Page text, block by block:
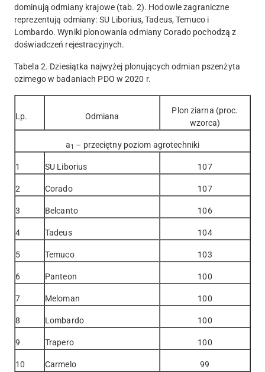
dominują odmiany krajowe (tab. 2). Hodowle zagraniczne
reprezentują odmiany: SU Liborius, Tadeus, Temuco i
Lombardo. Wyniki plonowania odmiany Corado pochodzą z
doświadczeń rejestracyjnych.
Tabela 2. Dziesiątka najwyżej plonujących odmian pszenżyta
ozimego w badaniach PDO w 2020 r.
Lp. Odmiana
Plon ziarna (proc.
wzorca)
a1 – przeciętny poziom agrotechniki
1 SU Liborius 107
2 Corado 107
3 Belcanto 106
4 Tadeus 104
5 Temuco 103
6 Panteon 100
7 Meloman 100
8 Lombardo 100
9 Trapero 100
10 Carmelo 99